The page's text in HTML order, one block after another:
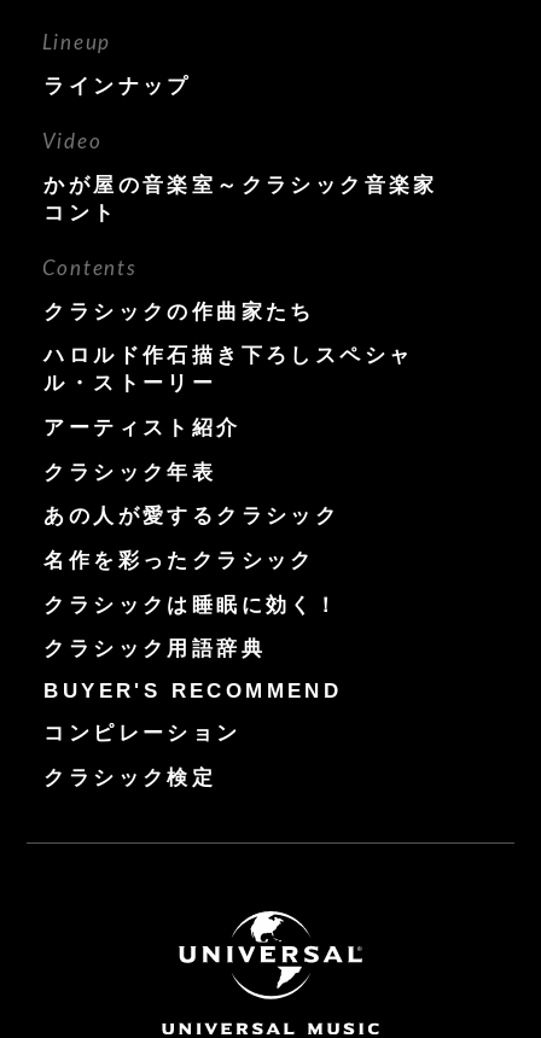
Lineup
ラインナップ
Video
かが屋の音楽室～クラシック音楽家
コント
Contents
クラシックの作曲家たち
ハロルド作石描き下ろしスペシャ
ル・ストーリー
アーティスト紹介
クラシック年表
あの人が愛するクラシック
名作を彩ったクラシック
クラシックは睡眠に効く！
クラシック用語辞典
BUYER'S RECOMMEND
コンピレーション
クラシック検定